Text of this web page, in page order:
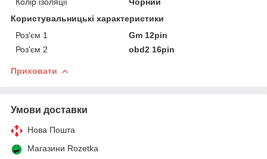
Користувальницькі характеристики
Роз'єм 1
Gm 12pin
Роз'єм 2
obd2 16pin
Приховати
Умови доставки
Нова Пошта
Магазини Rozetka